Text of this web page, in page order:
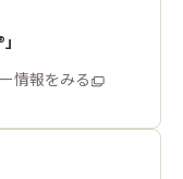
情報をみる